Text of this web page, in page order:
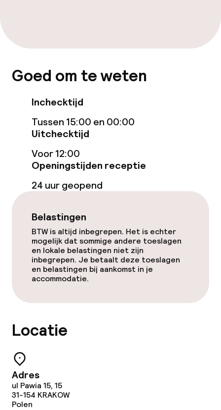
Eet- en drinkgelegenheden
Restaurant
Eet- en drinkdiensten
Ontbijtbuffet
Dieetopties
Speciale dieetopties
Schoonmaakvoorzieningen
Conferentieruimte
Vergaderruimte
Goed om te weten
Inchecktijd
Tussen 15:00 en 00:00
Uitchecktijd
Voor 12:00
Openingstijden receptie
24 uur geopend
Belastingen
BTW is altijd inbegrepen. Het is echter
mogelijk dat sommige andere toeslagen
en lokale belastingen niet zijn
inbegrepen. Je betaalt deze toeslagen
en belastingen bij aankomst in je
accommodatie.
Locatie
Adres
ul Pawia 15, 15
31-154 KRAKOW
Polen